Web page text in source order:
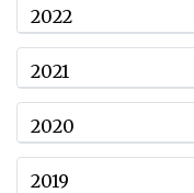
2022
2021
2020
2019